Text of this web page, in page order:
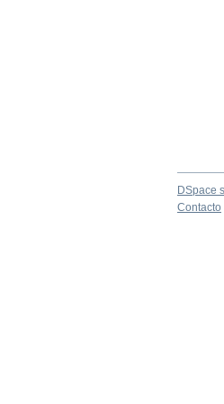
DSpace
Contacto